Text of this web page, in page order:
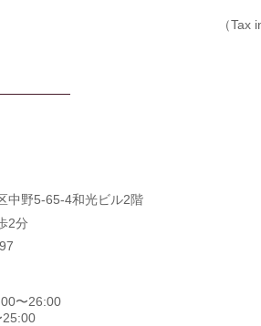
（Tax
中野5-65-4和光ビル2階
2分
〜26:00